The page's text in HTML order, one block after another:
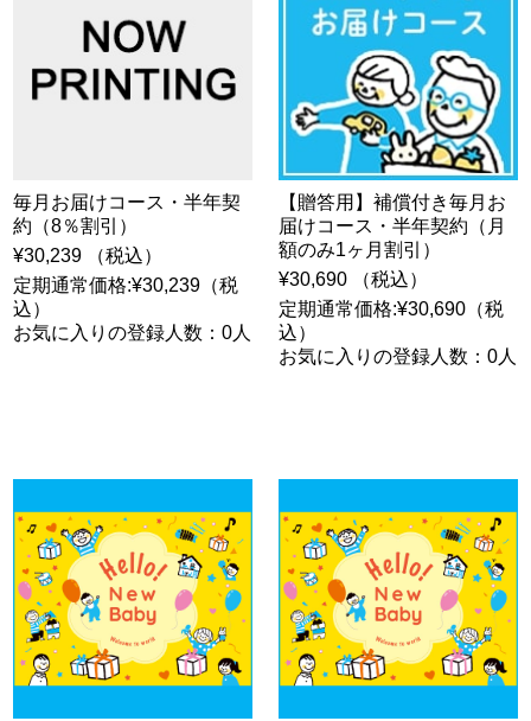
毎月お届けコース・半年契
約（8％割引）
¥30,239 （税込）
定期通常価格:¥30,239（税
込）
お気に入りの登録人数：0人
【贈答用】補償付き毎月お
届けコース・半年契約（月
額のみ1ヶ月割引）
¥30,690 （税込）
定期通常価格:¥30,690（税
込）
お気に入りの登録人数：0人